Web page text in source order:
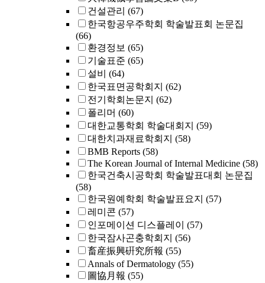
건설관리 (67)
한국항공우주학회 학술발표회 논문집
(66)
환경정보 (65)
기술표준 (65)
설비
(64)
한국표면공학회지 (62)
전기학회논문지 (62)
폴리머 (60)
대한교통학회 학술대회지 (59)
대한치과재료학회지 (58)
BMB Reports (58)
The Korean Journal of Internal Medicine (58)
한국건축시공학회 학술발표대회 논문집
(58)
한국원예학회 학술발표요지 (57)
레미콘 (57)
인포메이션 디스플레이
(57)
한국잠사곤충학회지 (56)
畜産振興硏究所報 (55)
Annals of Dermatology (55)
圖協月報 (55)